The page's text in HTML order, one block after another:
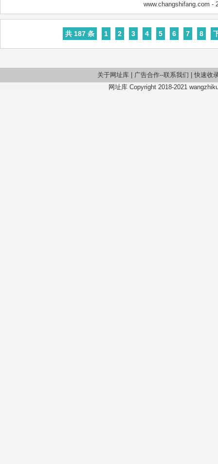
www.changshifang.com -
共 187 条 1 2 3 4 5 6 7 8
关于网址库 广告合作--联系我们
快速收
网址库 Copyright 2018-2021